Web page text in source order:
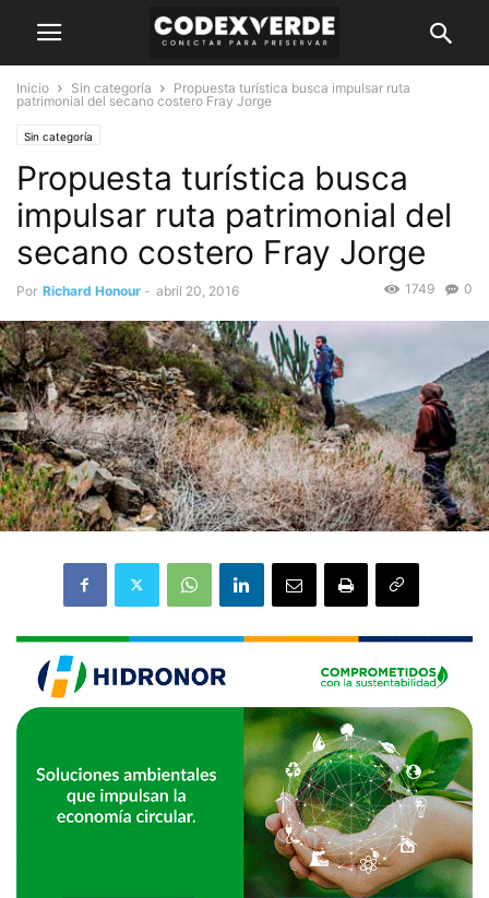
Inicio Sin categoría
Propuesta turística busca impulsar ruta
patrimonial del secano costero Fray Jorge
Sin categoría
Propuesta turística busca
impulsar ruta patrimonial del
secano costero Fray Jorge
Por Richard Honour - abril 20, 2016 0
1749